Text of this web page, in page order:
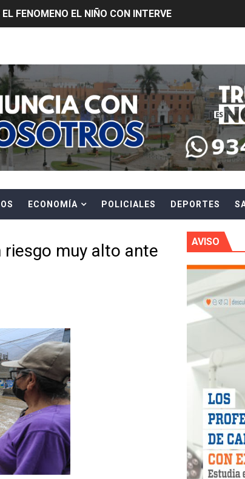
FENOMENO EL NIÑO CON INTERVENCIÓN DE
SOBRE CORTES PROGRAMADOS Y
A TRUJILLO Y VIRÚ DE "EL NIÑO"
convierte el esfuerzo del maestro de obra en
recuperarán su línea tras verificación de identidad
Y BRINDA RECOMENDACIONES PARA
LOS CABLES EN DESUSO Y EXHORTA A LA
AL DÍA EN SU RECIBO Y PARTICIPAR EN EL
nacional Orgullo Emprendedor con más de S/
estuvieron relacionadas con el servicio móvil en
de La Libertad fueron sobre el servicio móvil
COMO DIPUTADO "POR LA PACIFICACIÓN DE LA
ACREDITACIÓN DEL PROGRAMA “APRENDIENDO
pagar por telefonía, internet o televisión de paga
ECONOMÍA POLICIALES DEPORTES
muy alto ante
AVISO